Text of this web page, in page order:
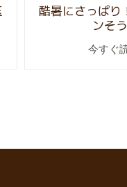
酷暑にさっぱり
ンそ
今すぐ